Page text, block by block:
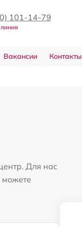
101-14-79
Вакансии Контакты
Для нас
можете